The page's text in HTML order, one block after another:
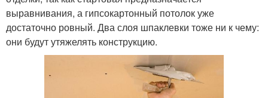
выравнивания, а гипсокартонный потолок уже
достаточно ровный. Два слоя шпаклевки тоже ни к чему:
они будут утяжелять конструкцию.